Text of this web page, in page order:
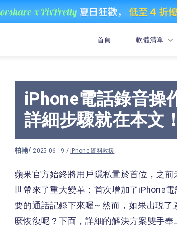
首頁 軟體清單
iPhone電話錄音操
詳細步驟就在本文
柏翰/ 2025-06-19 / iPhone 資料救援
蘋果官方始終將用戶隱私置於首位，之
世帶來了重大變革：首次增加了iPhone
要的通話記錄下來喔~ 然而，如果出現了
麼恢復呢？下面，詳細的解決方案雙手奉